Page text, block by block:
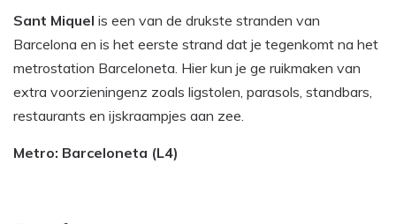
Sant Miquel is een van de drukste stranden van
Barcelona en is het eerste strand dat je tegenkomt na het
metrostation Barceloneta. Hier kun je ge ruikmaken van
extra voorzieningenz zoals ligstolen, parasols, standbars,
restaurants en ijskraampjes aan zee.
Metro: Barceloneta (L4)